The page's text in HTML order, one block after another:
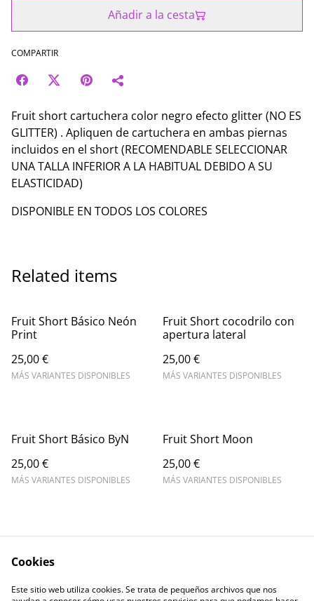
Añadir a la cesta
COMPARTIR
Fruit short cartuchera color negro efecto glitter (NO ES
GLITTER) . Apliquen de cartuchera en ambas piernas
incluidos en el short (RECOMENDABLE SELECCIONAR
UNA TALLA INFERIOR A LA HABITUAL DEBIDO A SU
ELASTICIDAD)
DISPONIBLE EN TODOS LOS COLORES
Related items
Fruit Short Básico Neón
Print
25,00 €
MÁS VARIANTES DISPONIBLES
Fruit Short cocodrilo con
apertura lateral
25,00 €
MÁS VARIANTES DISPONIBLES
Fruit Short Básico ByN
25,00 €
MÁS VARIANTES DISPONIBLES
Fruit Short Moon
25,00 €
MÁS VARIANTES DISPONIBLES
Contact Us
Legal Terms
Cookies
Este sitio web utiliza cookies. Se trata de pequeños archivos que nos